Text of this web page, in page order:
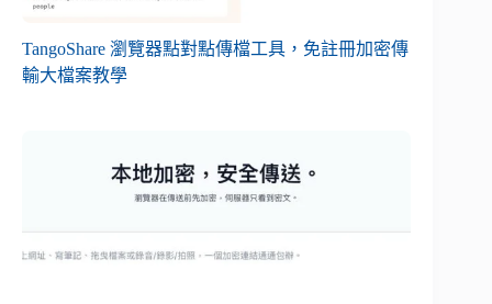
TangoShare 瀏覽器點對點傳檔工具，免註冊加密傳
輸大檔案教學